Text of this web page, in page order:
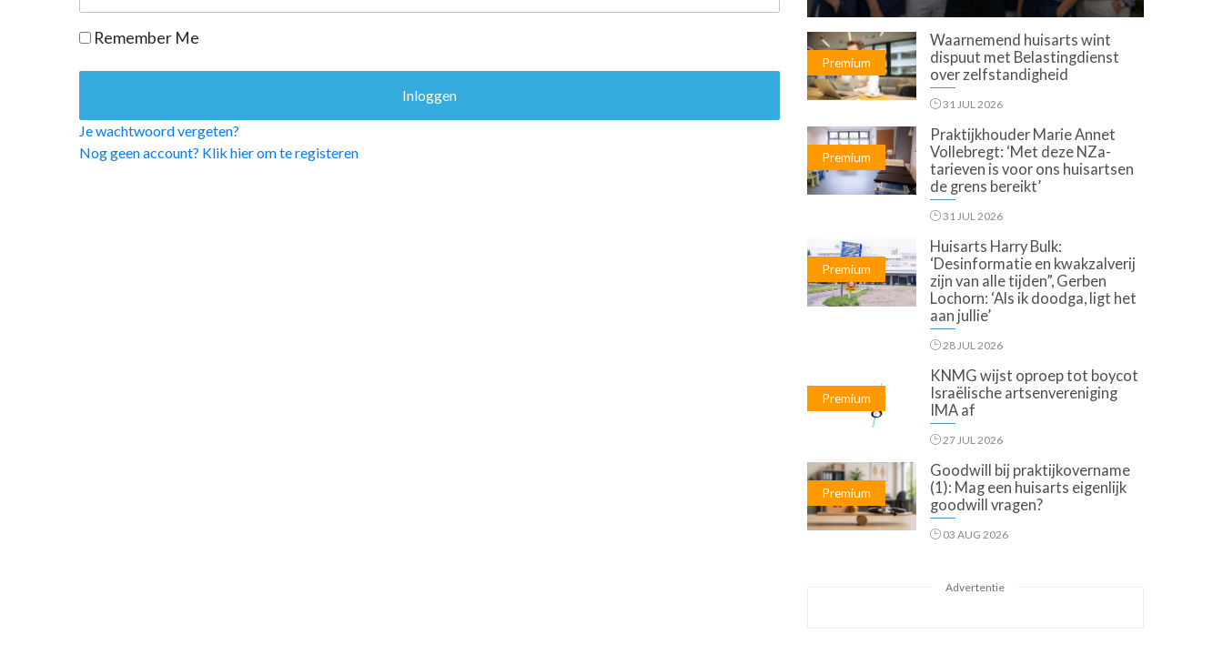
PRAKTIJKZAKEN
VPHUISARTSEN
MEDISCHE VAKHANDEL
Remember Me
Je wachtwoord vergeten?
Nog geen account? Klik hier om te registeren
Premium
Waarnemend huisarts wint
dispuut met Belastingdienst
over zelfstandigheid
31 JUL 2026
Premium
Praktijkhouder Marie Annet
Vollebregt: ‘Met deze NZa-
tarieven is voor ons huisartsen
de grens bereikt’
31 JUL 2026
Premium
Huisarts Harry Bulk:
‘Desinformatie en kwakzalverij
zijn van alle tijden”, Gerben
Lochorn: ‘Als ik doodga, ligt het
aan jullie’
28 JUL 2026
Premium
KNMG wijst oproep tot boycot
Israëlische artsenvereniging
IMA af
27 JUL 2026
Premium
Goodwill bij praktijkovername
(1): Mag een huisarts eigenlijk
goodwill vragen?
03 AUG 2026
Advertentie